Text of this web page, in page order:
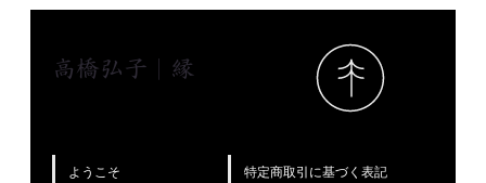
ようこそ 特定商取引に基づく表記
高橋弘子｜縁